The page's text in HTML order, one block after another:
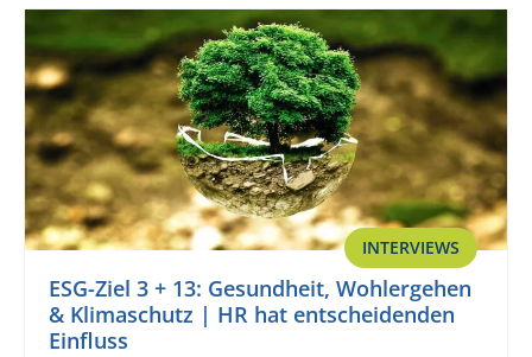
INTERVIEWS
ESG-Ziel 3 + 13: Gesundheit, Wohlergehen
& Klimaschutz | HR hat entscheidenden
Einfluss